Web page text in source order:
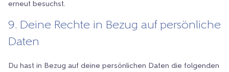
erneut besuchst.
9. Deine Rechte in Bezug auf persönliche
Daten
Du hast in Bezug auf deine persönlichen Daten die folgenden